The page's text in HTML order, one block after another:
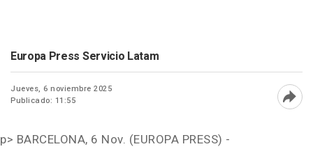
Europa Press Servicio Latam
Jueves, 6 noviembre 2025
Publicado: 11:55
p> BARCELONA, 6 Nov. (EUROPA PRESS) -